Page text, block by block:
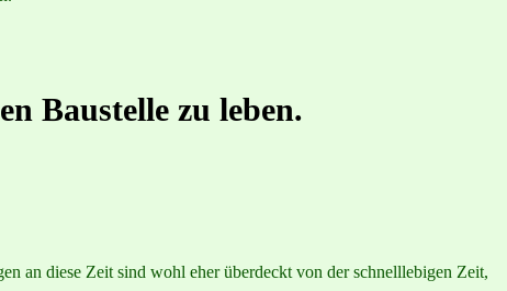
Baustelle zu leben.
an diese Zeit sind wohl eher überdeckt von der schnelllebigen Zeit,